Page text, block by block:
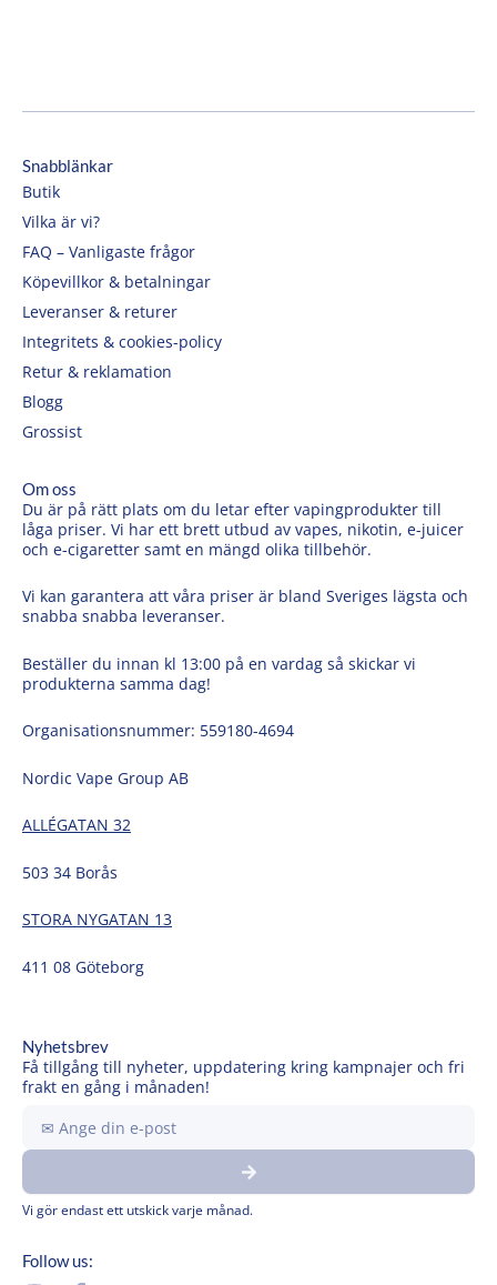
Snabblänkar
Butik
Vilka är vi?
FAQ – Vanligaste frågor
Köpevillkor & betalningar
Leveranser & returer
Integritets & cookies-policy
Retur & reklamation
Blogg
Grossist
Om oss
Du är på rätt plats om du letar efter vapingprodukter till
låga priser. Vi har ett brett utbud av vapes, nikotin, e-juicer
och e-cigaretter samt en mängd olika tillbehör.
Vi kan garantera att våra priser är bland Sveriges lägsta och
snabba snabba leveranser.
Beställer du innan kl 13:00 på en vardag så skickar vi
produkterna samma dag!
Organisationsnummer: 559180-4694
Nordic Vape Group AB
ALLÉGATAN 32
503 34 Borås
STORA NYGATAN 13
411 08 Göteborg
Nyhetsbrev
Få tillgång till nyheter, uppdatering kring kampnajer och fri
frakt en gång i månaden!
din
e-
Submit
Vi gör endast ett utskick varje månad.
Follow us: